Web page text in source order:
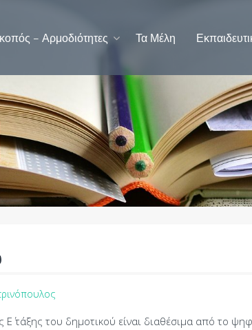
– Αρμοδιότητες Τα Μέλη
Ε΄ τάξης του δημοτικού είναι διαθέσιμα από το